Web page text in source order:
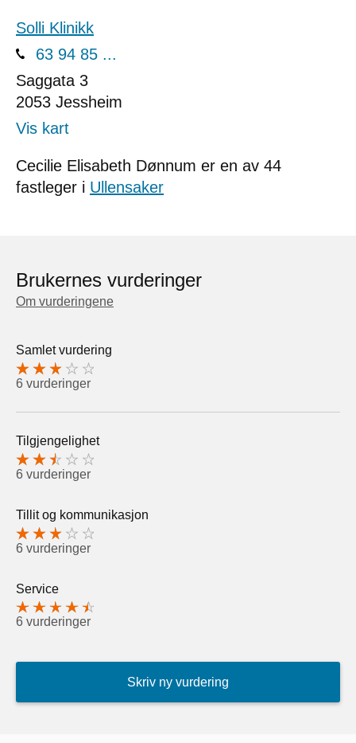
Solli Klinikk
63 94 85 ...
Saggata 3
2053 Jessheim
Vis kart
Cecilie Elisabeth Dønnum er en av 44
fastleger i Ullensaker
Brukernes vurderinger
Om vurderingene
Samlet vurdering
6 vurderinger
Tilgjengelighet
6 vurderinger
Tillit og kommunikasjon
6 vurderinger
Service
6 vurderinger
Skriv ny vurdering